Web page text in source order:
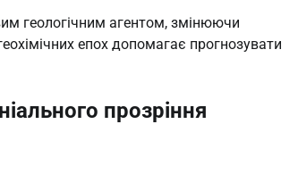
геологічним агентом, змінюючи
епох допомагає прогнозувати
прозріння